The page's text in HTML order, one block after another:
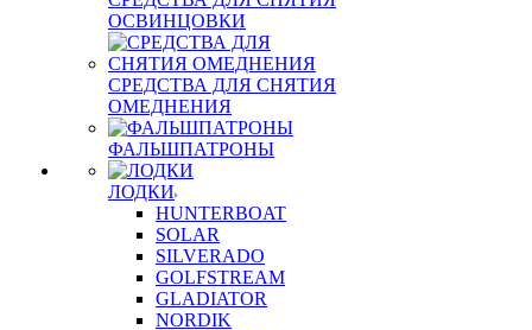
ОСВИНЦОВКИ
СРЕДСТВА ДЛЯ СНЯТИЯ
ОМЕДНЕНИЯ
ФАЛЬШПАТРОНЫ
ЛОДКИ
HUNTERBOAT
SOLAR
SILVERADO
GOLFSTREAM
GLADIATOR
NORDIK